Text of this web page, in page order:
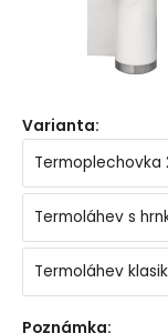
Varianta:
Termoplechovka
Termoláhev s
Termoláhev
Poznámka: